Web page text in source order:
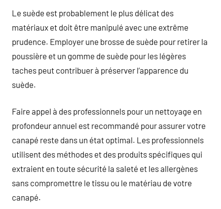
Le suède est probablement le plus délicat des
matériaux et doit être manipulé avec une extrême
prudence. Employer une brosse de suède pour retirer la
poussière et un gomme de suède pour les légères
taches peut contribuer à préserver l’apparence du
suède.
Faire appel à des professionnels pour un nettoyage en
profondeur annuel est recommandé pour assurer votre
canapé reste dans un état optimal. Les professionnels
utilisent des méthodes et des produits spécifiques qui
extraient en toute sécurité la saleté et les allergènes
sans compromettre le tissu ou le matériau de votre
canapé.